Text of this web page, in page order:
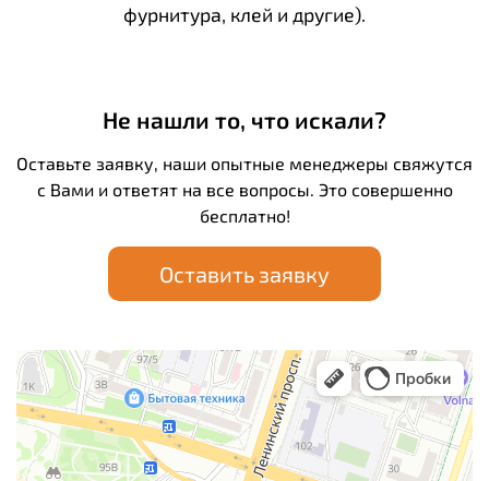
фурнитура, клей и другие).
Не нашли то, что искали?
Оставьте заявку, наши опытные менеджеры свяжутся
с Вами и ответят на все вопросы. Это совершенно
бесплатно!
Оставить заявку